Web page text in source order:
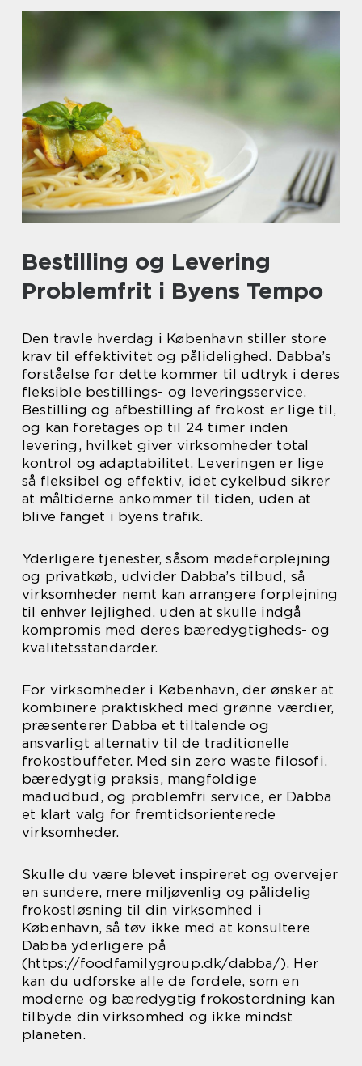
Bestilling og Levering
Problemfrit i Byens Tempo
Den travle hverdag i København stiller store
krav til effektivitet og pålidelighed. Dabba’s
forståelse for dette kommer til udtryk i deres
fleksible bestillings- og leveringsservice.
Bestilling og afbestilling af frokost er lige til,
og kan foretages op til 24 timer inden
levering, hvilket giver virksomheder total
kontrol og adaptabilitet. Leveringen er lige
så fleksibel og effektiv, idet cykelbud sikrer
at måltiderne ankommer til tiden, uden at
blive fanget i byens trafik.
Yderligere tjenester, såsom mødeforplejning
og privatkøb, udvider Dabba’s tilbud, så
virksomheder nemt kan arrangere forplejning
til enhver lejlighed, uden at skulle indgå
kompromis med deres bæredygtigheds- og
kvalitetsstandarder.
For virksomheder i København, der ønsker at
kombinere praktiskhed med grønne værdier,
præsenterer Dabba et tiltalende og
ansvarligt alternativ til de traditionelle
frokostbuffeter. Med sin zero waste filosofi,
bæredygtig praksis, mangfoldige
madudbud, og problemfri service, er Dabba
et klart valg for fremtidsorienterede
virksomheder.
Skulle du være blevet inspireret og overvejer
en sundere, mere miljøvenlig og pålidelig
frokostløsning til din virksomhed i
København, så tøv ikke med at konsultere
Dabba yderligere på
(https://foodfamilygroup.dk/dabba/). Her
kan du udforske alle de fordele, som en
moderne og bæredygtig frokostordning kan
tilbyde din virksomhed og ikke mindst
planeten.